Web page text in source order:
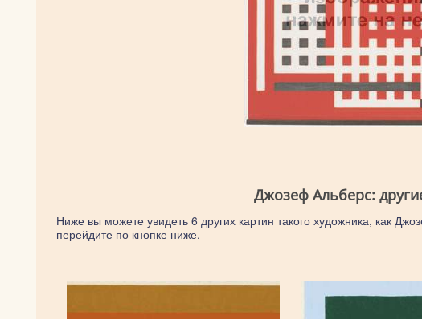
Джозеф Альберс:
Ниже вы можете увидеть 6 других картин такого художника, как
перейдите по кнопке ниже.